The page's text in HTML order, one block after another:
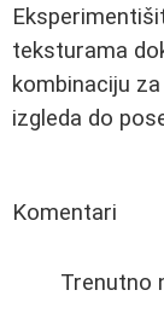
teksturama
kombinaciju
izgleda do
Komentari
Trenutno